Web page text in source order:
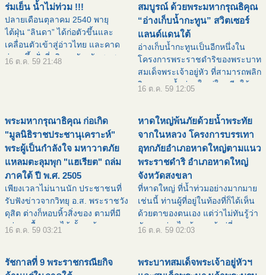
ร่มเย็น น้ำไม่ท่วม !!!
ปลายเดือนตุลาคม 2540 พายุ
ไต้ฝุ่น “ลินดา” ได้ก่อตัวขึ้นและ
เคลื่อนตัวเข้าสู่อ่าวไทย และคาด
ว่าจะขึ้นฝั่งที่บริเวณจังหวัดชุมพร
16 ต.ค. 59 21:48
สมบูรณ์ ด้วยพระมหากรุณธิคุณ
“อ่างเก็บน้ำกะทูน” สวิตเซอร์
แลนด์แดนใต้
อ่างเก็บน้ำกะทูนเป็นอีกหนึ่งใน
โครงการพระราชดำริของพระบาท
สมเด็จพระเจ้าอยู่หัว ที่สามารถพลิก
วิกฤตจากน้ำท่วมใหญ่ในอดีตให้
อธิบายภาพ : pic5803
16 ต.ค. 59 12:05
พระมหากรุณาธิคุณ ก่อเกิด
"มูลนิธิราชประชานุเคราะห์"
พระผู้เป็นกำลังใจ มหาวาตภัย
แหลมตะลุมพุก "แฮเรียต" ถล่ม
ภาคใต้ ปี พ.ศ. 2505
เพียงเวลาไม่นานนัก ประชาชนที่
รับฟังข่าวจากวิทยุ อ.ส. พระราชวัง
ดุสิต ต่างก็หอบหิ้วสิ่งของ ตามที่มี
อยู่และซื้อหามาได้ ทั้งถุงข้าว
เป็นทิว
16 ต.ค. 59 03:21
หาดใหญ่พ้นภัยด้วยน้ำพระทัย
จากในหลวง โครงการบรรเทา
อุทกภัยอำเภอหาดใหญ่ตามแนว
พระราชดำริ อำเภอหาดใหญ่
จังหวัดสงขลา
ที่หาดใหญ่ ที่น้ำท่วมอย่างมากมาย
เช่นนี้ ท่านผู้ที่อยู่ในท้องที่ก็ได้เห็น
ด้วยตาของตนเอง แต่ว่าไม่ทันรู้ว่า
มันมาอย่างไร ถ้าถามผู้อยู่ที่
น
16 ต.ค. 59 02:03
รัชกาลที่ 9 พระราชกรณียกิจ
พระบาทสมเด็จพระเจ้าอยู่หัวฯ